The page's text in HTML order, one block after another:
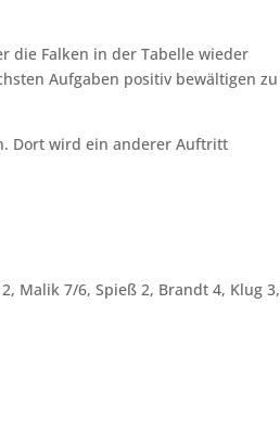
die Falken in der Tabelle wieder
Aufgaben positiv bewältigen zu
Dort wird ein anderer Auftritt
Malik 7/6, Spieß 2, Brandt 4, Klug 3,